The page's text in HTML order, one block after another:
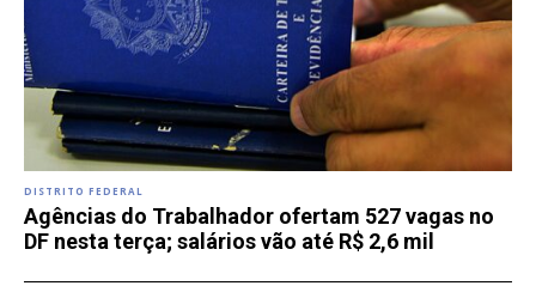
DISTRITO FEDERAL
Agências do Trabalhador ofertam 527 vagas no
DF nesta terça; salários vão até R$ 2,6 mil